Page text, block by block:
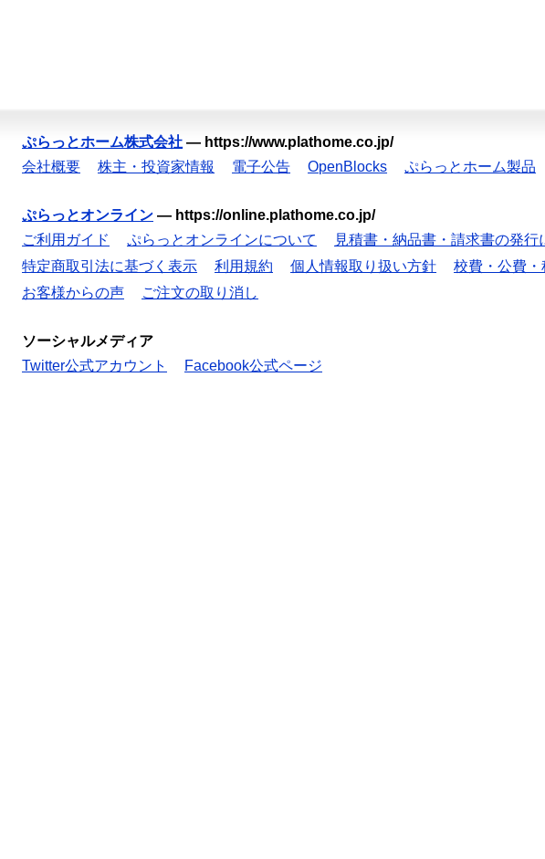
ぷらっとホーム株式会社 — https://www.plathome.co.jp/
会社概要
株主・投資家情報 電子公告 OpenBlocks ぷらっとホーム製品
ぷらっとオンライン — https://online.plathome.co.jp/
ご利用ガイド
ぷらっとオンラインについて 見積書・納品書・請求書の発行
特定商取引法に基づく表示
利用規約 個人情報取り扱い方針 校費・公費
お客様からの声
ご注文の取り消し
ソーシャルメディア
Twitter公式アカウント
Facebook公式ページ